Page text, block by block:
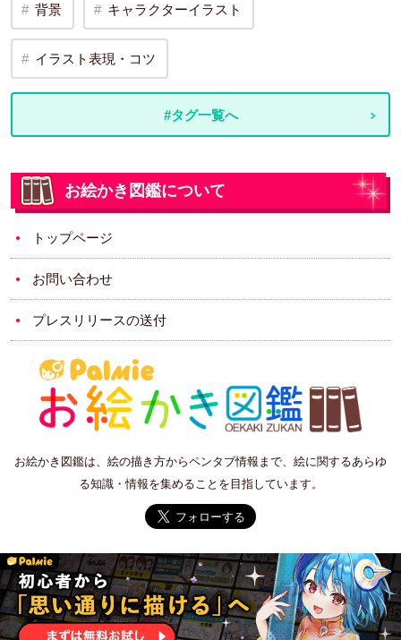
背景 キャラクターイラスト
イラスト表現・コツ
#タグ一覧へ
お絵かき図鑑について
トップページ
お問い合わせ
プレスリリースの送付
お絵かき図鑑は、絵の描き方からペンタブ情報まで、絵に関するあらゆ
る知識・情報を集めることを目指しています。